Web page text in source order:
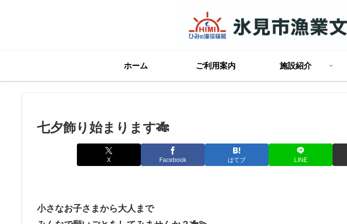
ホーム ご利用案内 施設紹介
七夕飾り始まります🎋
X Facebook はてブ LINE
小さなお子さまから大人まで